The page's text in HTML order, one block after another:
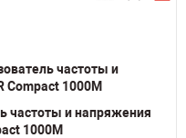
частоты и напряжения
1000M